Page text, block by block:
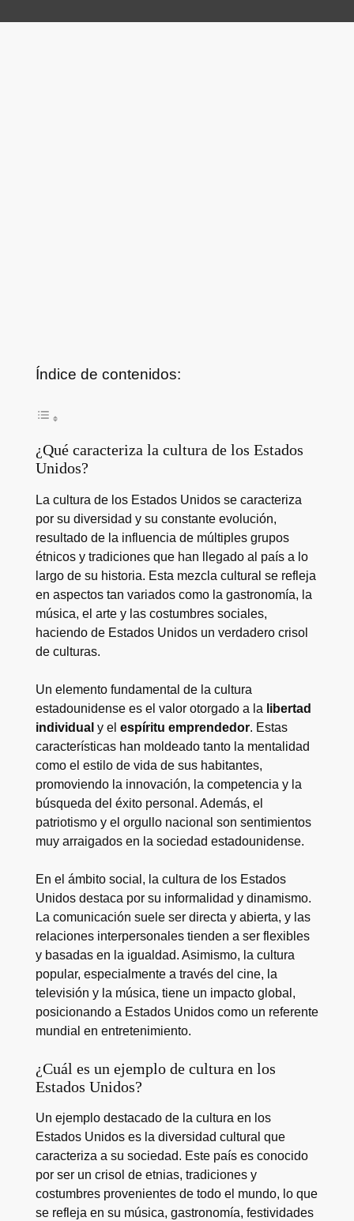
Índice de contenidos:
¿Qué caracteriza la cultura de los Estados
Unidos?
La cultura de los Estados Unidos se caracteriza
por su diversidad y su constante evolución,
resultado de la influencia de múltiples grupos
étnicos y tradiciones que han llegado al país a lo
largo de su historia. Esta mezcla cultural se refleja
en aspectos tan variados como la gastronomía, la
música, el arte y las costumbres sociales,
haciendo de Estados Unidos un verdadero crisol
de culturas.
Un elemento fundamental de la cultura
estadounidense es el valor otorgado a la libertad
individual y el espíritu emprendedor. Estas
características han moldeado tanto la mentalidad
como el estilo de vida de sus habitantes,
promoviendo la innovación, la competencia y la
búsqueda del éxito personal. Además, el
patriotismo y el orgullo nacional son sentimientos
muy arraigados en la sociedad estadounidense.
En el ámbito social, la cultura de los Estados
Unidos destaca por su informalidad y dinamismo.
La comunicación suele ser directa y abierta, y las
relaciones interpersonales tienden a ser flexibles
y basadas en la igualdad. Asimismo, la cultura
popular, especialmente a través del cine, la
televisión y la música, tiene un impacto global,
posicionando a Estados Unidos como un referente
mundial en entretenimiento.
¿Cuál es un ejemplo de cultura en los
Estados Unidos?
Un ejemplo destacado de la cultura en los
Estados Unidos es la diversidad cultural que
caracteriza a su sociedad. Este país es conocido
por ser un crisol de etnias, tradiciones y
costumbres provenientes de todo el mundo, lo que
se refleja en su música, gastronomía, festividades